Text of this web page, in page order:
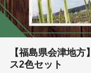
【福島県会津地
ス2色セット